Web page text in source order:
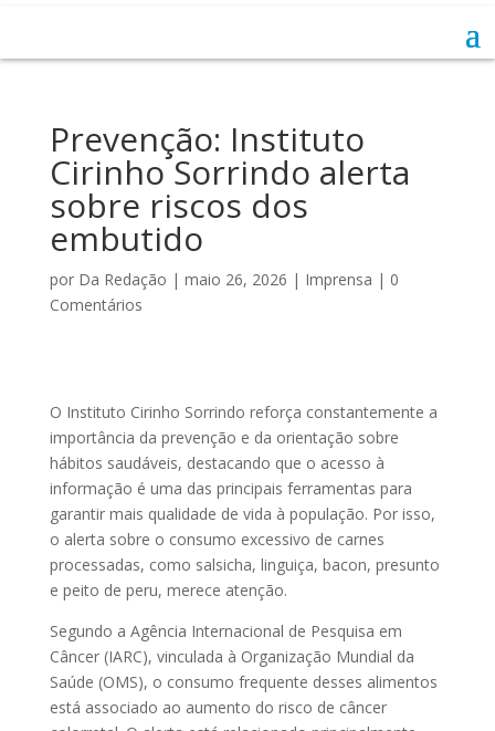
Prevenção: Instituto
Cirinho Sorrindo alerta
sobre riscos dos
embutido
por Da Redação | maio 26, 2026 | Imprensa | 0
Comentários
O Instituto Cirinho Sorrindo reforça constantemente a
importância da prevenção e da orientação sobre
hábitos saudáveis, destacando que o acesso à
informação é uma das principais ferramentas para
garantir mais qualidade de vida à população. Por isso,
o alerta sobre o consumo excessivo de carnes
processadas, como salsicha, linguiça, bacon, presunto
e peito de peru, merece atenção.
Segundo a Agência Internacional de Pesquisa em
Câncer (IARC), vinculada à Organização Mundial da
Saúde (OMS), o consumo frequente desses alimentos
está associado ao aumento do risco de câncer